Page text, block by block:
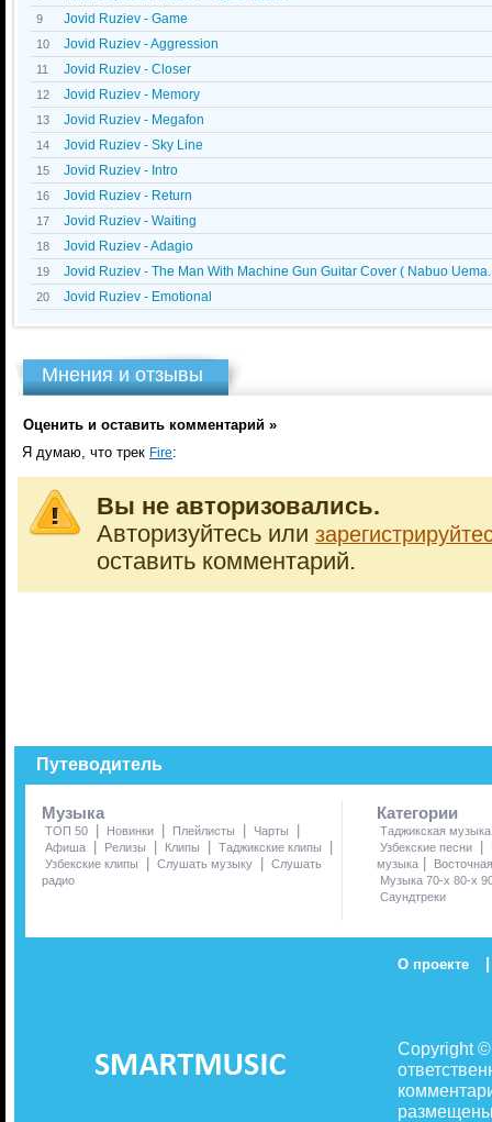
9 Jovid Ruziev - Game
10 Jovid Ruziev - Aggression
11 Jovid Ruziev - Closer
12 Jovid Ruziev - Memory
13 Jovid Ruziev - Megafon
14 Jovid Ruziev - Sky Line
15 Jovid Ruziev - Intro
16 Jovid Ruziev - Return
17 Jovid Ruziev - Waiting
18 Jovid Ruziev - Adagio
19 Jovid Ruziev - The Man With Machine Gun Guitar Cover ( Nabuo
20 Jovid Ruziev - Emotional
Мнения и отзывы
Оценить и оставить комментарий »
Я думаю, что трек Fire:
Вы не авторизовались.
Авторизуйтесь или
оставить комментарий.
Путеводитель
Музыка
ТОП 50 | Новинки | Плейлисты | Чарты |
Афиша | Релизы | Клипы | Таджикские клипы |
Узбекские клипы | Слушать музыку | Слушать
радио
Категории
Таджикская музыка
Узбекские песни
|
музыка |
Музыка 70-х 80-х
Саундтреки
О проекте |
Copyright
размещены